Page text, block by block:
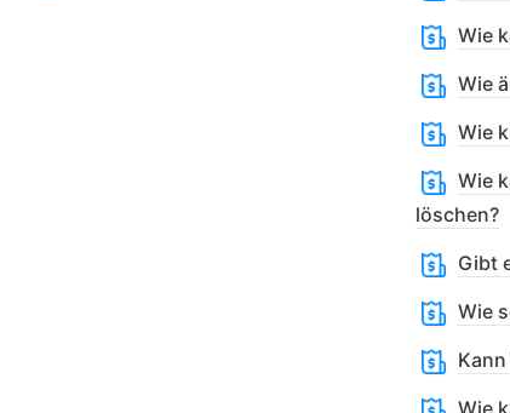
Wie
Wie
Wie
Wie
löschen?
Gibt
Wie
Wie